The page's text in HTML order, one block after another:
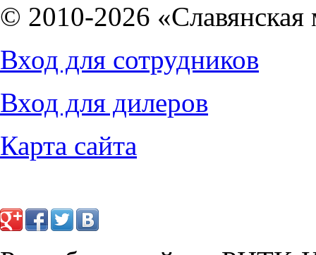
© 2010-2026 «Славянская
Вход для сотрудников
Вход для дилеров
Карта сайта